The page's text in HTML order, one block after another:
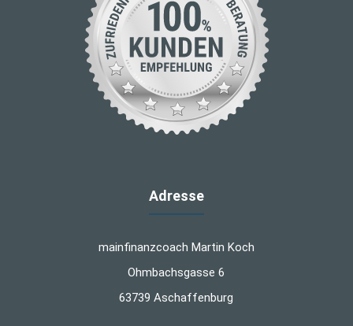
Adresse
mainfinanzcoach Martin Koch
Ohmbachsgasse 6
63739 Aschaffenburg